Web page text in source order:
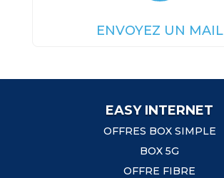
ENVOYEZ UN MAIL
EASY INTERNET
OFFRES BOX SIMPLE
BOX 5G
OFFRE FIBRE